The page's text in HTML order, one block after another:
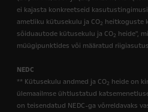
ei kajasta konkreetseid
ametliku kütusekulu ja CO2 heitkoguste
sõiduautode kütusekulu ja CO2 heide",
müügipunktides või määratud
NEDC
** Kütusekulu andmed ja CO2 heide on
ülemaailmse ühtlustatud
on teisendatud NEDC-ga võrreldavaks